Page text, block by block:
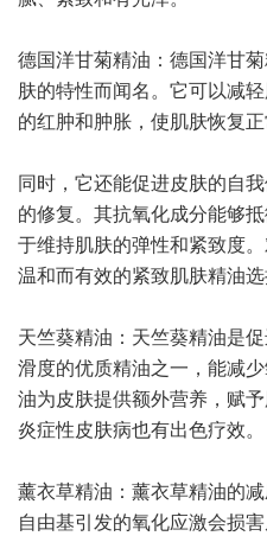
德国洋甘菊精油：德国洋甘
肤的特性而闻名。它可以减
的红肿和肿胀，使肌肤恢复正
同时，它还能促进皮肤的自
的修复。其抗氧化成分能够
于维持肌肤的弹性和紧致度
温和而有效的紧致肌肤精油选
天竺葵精油：天竺葵精油是
滑度的优质精油之一，能减
油为皮肤提供额外营养，赋
炎症性皮肤病也有出色疗效。
薰衣草精油：薰衣草精油的
自由基引发的氧化应激会损